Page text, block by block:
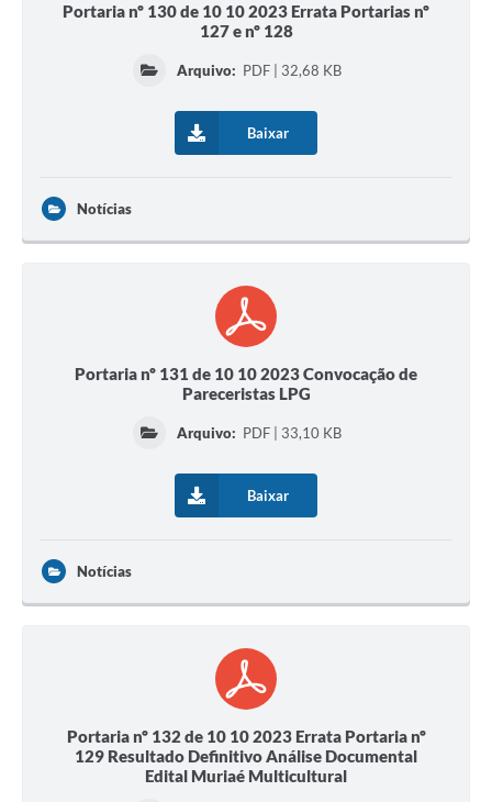
Portaria nº 130 de 10 10 2023 Errata Portarias nº
127 e nº 128
Arquivo: PDF | 32,68 KB
Baixar
Notícias
Portaria nº 131 de 10 10 2023 Convocação de
Pareceristas LPG
Arquivo: PDF | 33,10 KB
Baixar
Notícias
Portaria nº 132 de 10 10 2023 Errata Portaria nº
129 Resultado Definitivo Análise Documental
Edital Muriaé Multicultural